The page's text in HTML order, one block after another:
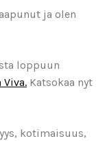
ja olen
loppuun
Viva. Katsokaa nyt
kotimaisuus,